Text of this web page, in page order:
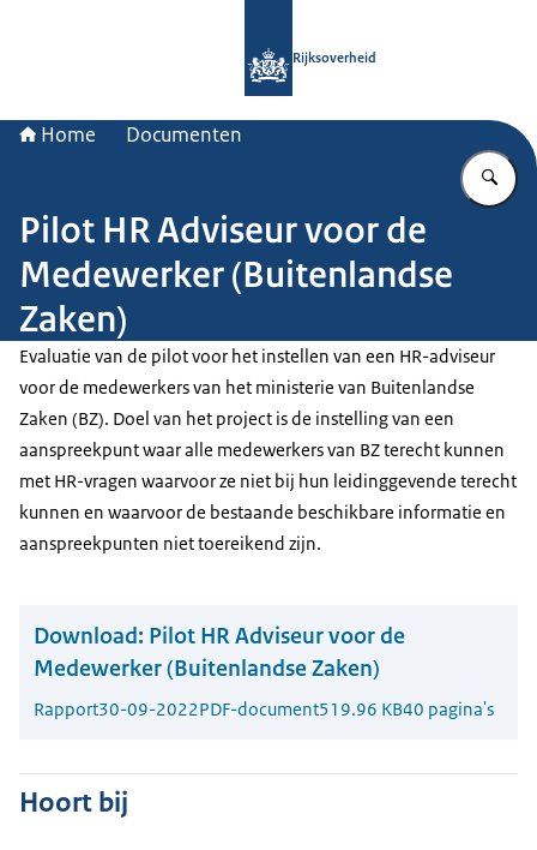
Rijksoverheid
Home Documenten
Pilot HR Adviseur voor de
Medewerker (Buitenlandse
Zaken)
Evaluatie van de pilot voor het instellen van een HR-adviseur
voor de medewerkers van het ministerie van Buitenlandse
Zaken (BZ). Doel van het project is de instelling van een
aanspreekpunt waar alle medewerkers van BZ terecht kunnen
met HR-vragen waarvoor ze niet bij hun leidinggevende terecht
kunnen en waarvoor de bestaande beschikbare informatie en
aanspreekpunten niet toereikend zijn.
Download: Pilot HR Adviseur voor de
Medewerker (Buitenlandse Zaken)
Rapport30-09-2022PDF-document519.96 KB40 pagina's
Hoort bij